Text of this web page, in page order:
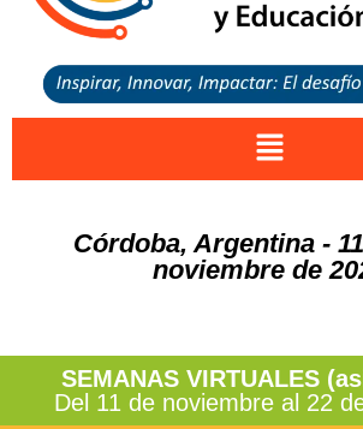
Córdoba, Argentina -
noviembre de
SEMANAS VIRTUALES
Del 11 de noviembre al 22